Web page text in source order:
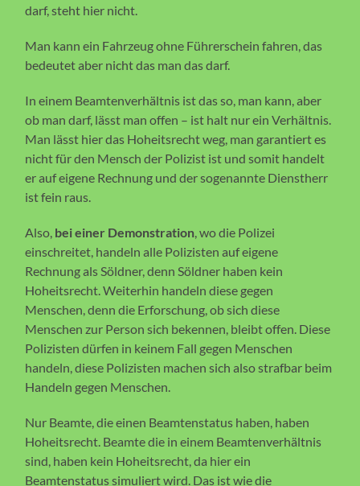
darf, steht hier nicht.
Man kann ein Fahrzeug ohne Führerschein fahren, das
bedeutet aber nicht das man das darf.
In einem Beamtenverhältnis ist das so, man kann, aber
ob man darf, lässt man offen – ist halt nur ein Verhältnis.
Man lässt hier das Hoheitsrecht weg, man garantiert es
nicht für den Mensch der Polizist ist und somit handelt
er auf eigene Rechnung und der sogenannte Dienstherr
ist fein raus.
Also, bei einer Demonstration, wo die Polizei
einschreitet, handeln alle Polizisten auf eigene
Rechnung als Söldner, denn Söldner haben kein
Hoheitsrecht. Weiterhin handeln diese gegen
Menschen, denn die Erforschung, ob sich diese
Menschen zur Person sich bekennen, bleibt offen. Diese
Polizisten dürfen in keinem Fall gegen Menschen
handeln, diese Polizisten machen sich also strafbar beim
Handeln gegen Menschen.
Nur Beamte, die einen Beamtenstatus haben, haben
Hoheitsrecht. Beamte die in einem Beamtenverhältnis
sind, haben kein Hoheitsrecht, da hier ein
Beamtenstatus simuliert wird. Das ist wie die